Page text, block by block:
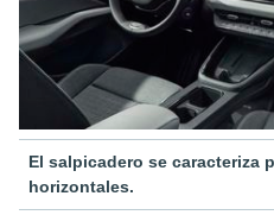
El salpicadero se caracteriza
horizontales.